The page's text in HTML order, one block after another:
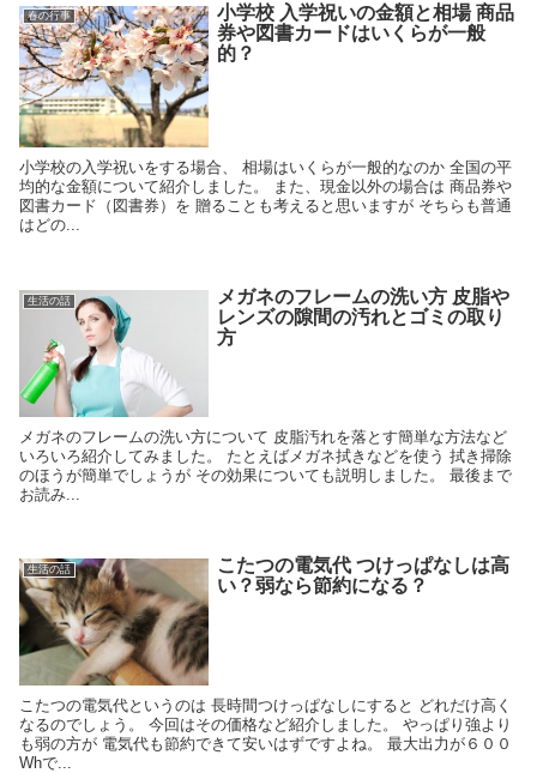
春の行事
小学校 入学祝いの金額と相場 商品
券や図書カードはいくらが一般
的？
小学校の入学祝いをする場合、 相場はいくらが一般的なのか 全国の平
均的な金額について紹介しました。 また、現金以外の場合は 商品券や
図書カード（図書券）を 贈ることも考えると思いますが そちらも普通
はどの...
生活の話
メガネのフレームの洗い方 皮脂や
レンズの隙間の汚れとゴミの取り
方
メガネのフレームの洗い方について 皮脂汚れを落とす簡単な方法など
いろいろ紹介してみました。 たとえばメガネ拭きなどを使う 拭き掃除
のほうが簡単でしょうが その効果についても説明しました。 最後まで
お読み...
生活の話
こたつの電気代 つけっぱなしは高
い？弱なら節約になる？
こたつの電気代というのは 長時間つけっぱなしにすると どれだけ高く
なるのでしょう。 今回はその価格など紹介しました。 やっぱり強より
も弱の方が 電気代も節約できて安いはずですよね。 最大出力が６００
Whで...